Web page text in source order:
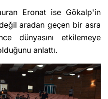
Eronat ise Gökalp'in
aradan geçen bir asra
dünyasını etkilemeye
anlattı.